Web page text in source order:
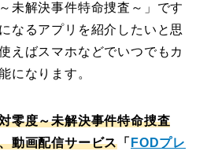
未解決事件特命捜査～」です
なるアプリを紹介したいと思
えばスマホなどでいつでもカ
になります。
零度～未解決事件特命捜査
動画配信サービス 「 FODプレ